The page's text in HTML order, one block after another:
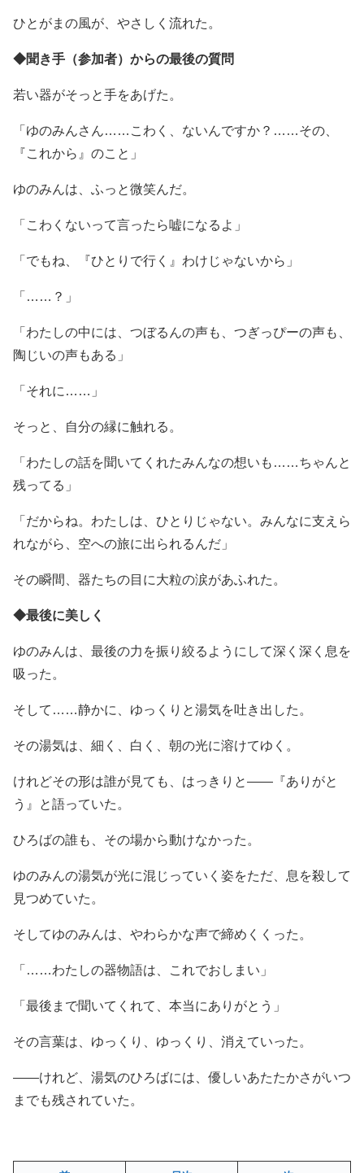
ひとがまの風が、やさしく流れた。
◆聞き手（参加者）からの最後の質問
若い器がそっと手をあげた。
「ゆのみんさん……こわく、ないんですか？……その、
『これから』のこと」
ゆのみんは、ふっと微笑んだ。
「こわくないって言ったら嘘になるよ」
「でもね、『ひとりで行く』わけじゃないから」
「……？」
「わたしの中には、つぼるんの声も、つぎっぴーの声も、
陶じいの声もある」
「それに……」
そっと、自分の縁に触れる。
「わたしの話を聞いてくれたみんなの想いも……ちゃんと
残ってる」
「だからね。わたしは、ひとりじゃない。みんなに支えら
れながら、空への旅に出られるんだ」
その瞬間、器たちの目に大粒の涙があふれた。
◆最後に美しく
ゆのみんは、最後の力を振り絞るようにして深く深く息を
吸った。
そして……静かに、ゆっくりと湯気を吐き出した。
その湯気は、細く、白く、朝の光に溶けてゆく。
けれどその形は誰が見ても、はっきりと――『ありがと
う』と語っていた。
ひろばの誰も、その場から動けなかった。
ゆのみんの湯気が光に混じっていく姿をただ、息を殺して
見つめていた。
そしてゆのみんは、やわらかな声で締めくくった。
「……わたしの器物語は、これでおしまい」
「最後まで聞いてくれて、本当にありがとう」
その言葉は、ゆっくり、ゆっくり、消えていった。
――けれど、湯気のひろばには、優しいあたたかさがいつ
までも残されていた。